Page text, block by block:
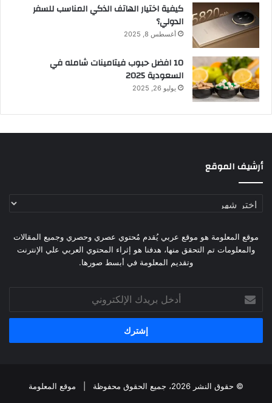
كيفية اختيار الهاتف الذكي المناسب للسفر
الدولي؟
أغسطس 8, 2025
10 افضل حبوب فيتامينات شامله​ في
السعودية 2025
يوليو 26, 2025
أرشيف الموقع
أرشيف
موقع المعلومة هو موقع عربي يُقدم مُحتوي عصري وحصري وجميع المقالات
والمعلومات تم التحقق منها، هدفنا هو إثراء المحتوي العربي علي الإنترنت
وتقديم المعلومة في أبسط صورها.
بريدك
الإلكتروني
© حقوق النشر 2026، جميع الحقوق محفوظة | موقع المعلومة